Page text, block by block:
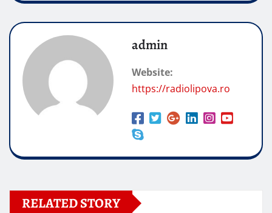
admin
Website:
https://radiolipova.ro
RELATED STORY